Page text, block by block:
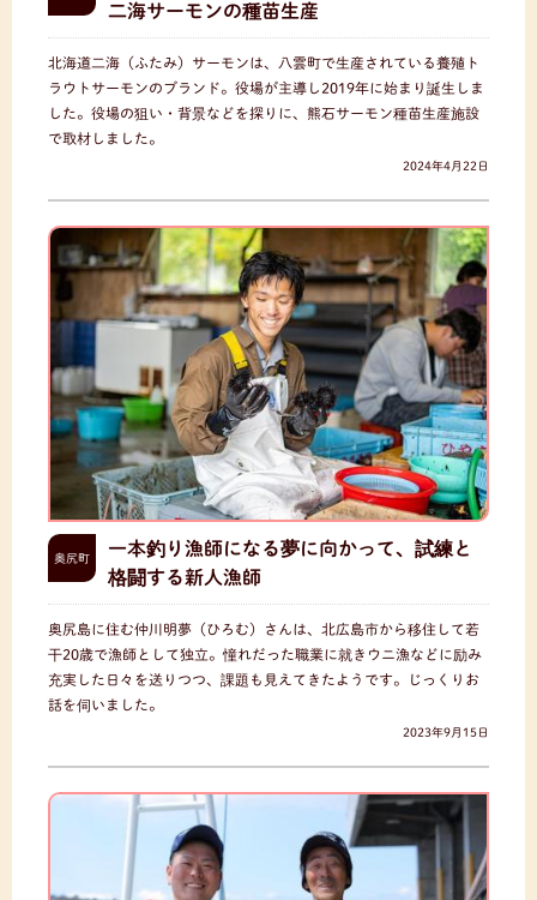
二海サーモンの種苗生産
北海道二海（ふたみ）サーモンは、八雲町で生産されている養殖ト
ラウトサーモンのブランド。役場が主導し2019年に始まり誕生しま
した。役場の狙い・背景などを探りに、熊石サーモン種苗生産施設
で取材しました。
2024年4月22日
奥尻町
一本釣り漁師になる夢に向かって、試練と
格闘する新人漁師
奥尻島に住む仲川明夢（ひろむ）さんは、北広島市から移住して若
干20歳で漁師として独立。憧れだった職業に就きウニ漁などに励み
充実した日々を送りつつ、課題も見えてきたようです。じっくりお
話を伺いました。
2023年9月15日